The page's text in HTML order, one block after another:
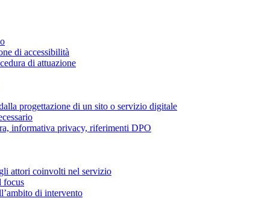
di accessibilità
di attuazione
progettazione di un sito o servizio digitale
informativa privacy, riferimenti DPO
attori coinvolti nel servizio
focus
di intervento